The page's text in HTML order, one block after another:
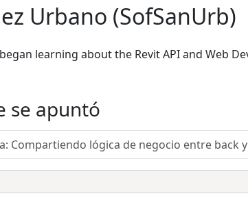
Urbano (SofSanUrb)
learning about the Revit API and Web
se apuntó
Compartiendo lógica de negocio entre back